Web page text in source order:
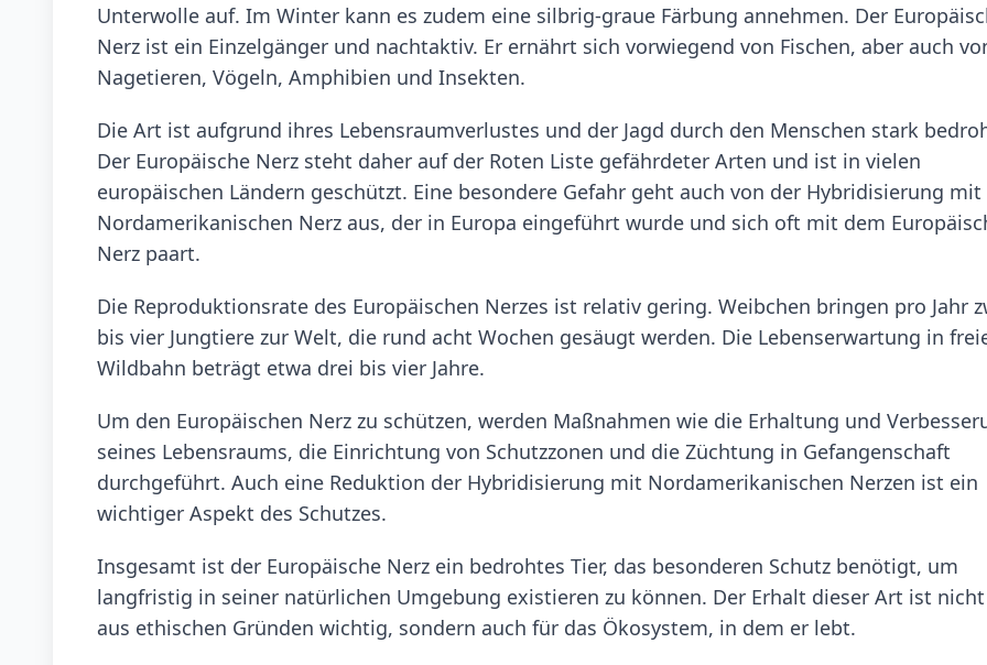
Unterwolle auf. Im Winter kann es zudem eine silbrig-graue Färbung annehmen. Der
Nerz ist ein Einzelgänger und nachtaktiv. Er ernährt sich vorwiegend von Fischen, aber auch
Nagetieren, Vögeln, Amphibien und Insekten.
Die Art ist aufgrund ihres Lebensraumverlustes und der Jagd durch den Menschen stark
Der Europäische Nerz steht daher auf der Roten Liste gefährdeter Arten und ist in vielen
europäischen Ländern geschützt. Eine besondere Gefahr geht auch von der Hybridisierung
Nordamerikanischen Nerz aus, der in Europa eingeführt wurde und sich oft mit dem
Nerz paart.
Die Reproduktionsrate des Europäischen Nerzes ist relativ gering. Weibchen bringen pro Jahr
bis vier Jungtiere zur Welt, die rund acht Wochen gesäugt werden. Die Lebenserwartung in
Wildbahn beträgt etwa drei bis vier Jahre.
Um den Europäischen Nerz zu schützen, werden Maßnahmen wie die Erhaltung und
seines Lebensraums, die Einrichtung von Schutzzonen und die Züchtung in Gefangenschaft
durchgeführt. Auch eine Reduktion der Hybridisierung mit Nordamerikanischen Nerzen ist ein
wichtiger Aspekt des Schutzes.
Insgesamt ist der Europäische Nerz ein bedrohtes Tier, das besonderen Schutz benötigt, um
langfristig in seiner natürlichen Umgebung existieren zu können. Der Erhalt dieser Art ist
aus ethischen Gründen wichtig, sondern auch für das Ökosystem, in dem er lebt.